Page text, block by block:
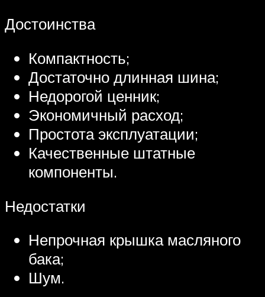
Достоинства
Компактность;
Достаточно длинная шина;
Недорогой ценник;
Экономичный расход;
Простота эксплуатации;
Качественные штатные
компоненты.
Недостатки
Непрочная крышка масляного
бака;
Шум.